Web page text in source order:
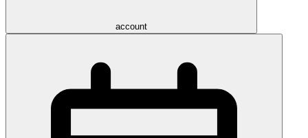
account